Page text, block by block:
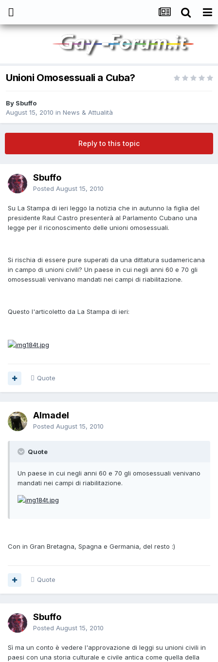
Unioni Omosessuali a Cuba?
By Sbuffo
August 15, 2010 in News & Attualità
Reply to this topic
Sbuffo
Posted August 15, 2010
Su La Stampa di ieri leggo la notizia che in autunno la figlia del
presidente Raul Castro presenterà al Parlamento Cubano una
legge per il riconoscimento delle unioni omosessuali.
Si rischia di essere pure superati da una dittatura sudamericana
in campo di unioni civili? Un paese in cui negli anni 60 e 70 gli
omosessuali venivano mandati nei campi di riabilitazione.
Questo l'articoletto da La Stampa di ieri:
Quote
Almadel
Posted August 15, 2010
Quote
Un paese in cui negli anni 60 e 70 gli omosessuali venivano
mandati nei campi di riabilitazione.
Con in Gran Bretagna, Spagna e Germania, del resto :)
Quote
Sbuffo
Posted August 15, 2010
Sì ma un conto è vedere l'approvazione di leggi su unioni civili in
paesi con una storia culturale e civile antica come quella della